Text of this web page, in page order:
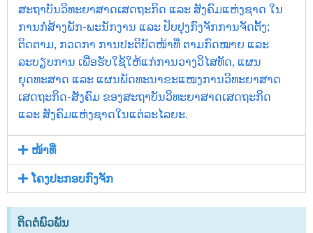
ສະຖາບັນວິທະຍາສາດເສດຖະກິດ ແລະ ສັງຄົມແຫ່ງຊາດ ໃນ
ການກໍ່ສ້າງພັກ-ພະນັກງານ ແລະ ປັບປຸງກົງຈັກການຈັດຕັ້ງ;
ຕິດຕາມ, ກວດກາ ການປະຕິບັດໜ້າທີ່ ຕາມກົດໝາຍ ແລະ
ລະບຽບການ ເພື່ອຮັບໃຊ້ໃຫ້ແກ່ການວາງວິໄສທັດ, ແຜນ
ຍຸດທະສາດ ແລະ ແຜນພັດທະນາຂະແໜງການວິທະຍາສາດ
ເສດຖະກິດ-ສັງຄົມ ຂອງສະຖາບັນວິທະຍາສາດເສດຖະກິດ
ແລະ ສັງຄົມແຫ່ງຊາດໃນແຕ່ລະໄລຍະ.
ໜ້າທີ່
ໂຄງປະກອບກົງຈັກ
ຕິດຕໍ່ພົວພັນ